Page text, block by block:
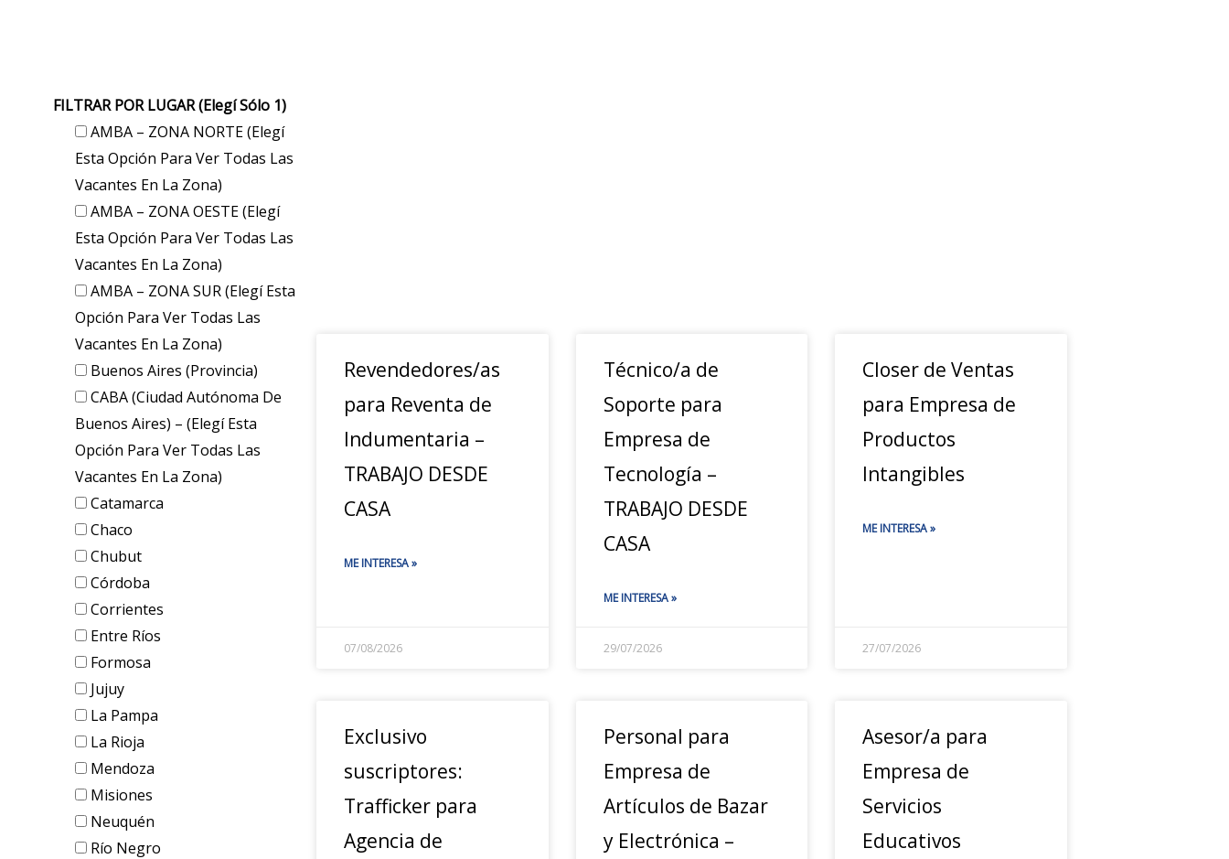
FILTRAR POR LUGAR (elegí Sólo 1)
AMBA – ZONA NORTE (elegí
Esta Opción Para Ver Todas Las
Vacantes En La Zona)
AMBA – ZONA OESTE (elegí
Esta Opción Para Ver Todas Las
Vacantes En La Zona)
AMBA – ZONA SUR (elegí Esta
Opción Para Ver Todas Las
Vacantes En La Zona)
Buenos Aires (provincia)
CABA (Ciudad Autónoma De
Buenos Aires) – (elegí Esta
Opción Para Ver Todas Las
Vacantes En La Zona)
Catamarca
Chaco
Chubut
Córdoba
Corrientes
Entre Ríos
Formosa
Jujuy
La Pampa
La Rioja
Mendoza
Misiones
Neuquén
Río Negro
Revendedores/as
para Reventa de
Indumentaria –
TRABAJO DESDE
CASA
ME INTERESA »
07/08/2026
Técnico/a de
Soporte para
Empresa de
Tecnología –
TRABAJO DESDE
CASA
ME INTERESA »
29/07/2026
Closer de Ventas
para Empresa de
Productos
Intangibles
ME INTERESA »
27/07/2026
Exclusivo
suscriptores:
Trafficker para
Agencia de
Personal para
Empresa de
Artículos de Bazar
y Electrónica –
Asesor/a para
Empresa de
Servicios
Educativos